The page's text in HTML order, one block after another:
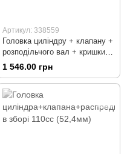
Артикул: 338559
Головка циліндру + клапану +
розподільчого вал + кришки в
зборі 110сс (52,4мм)
1 546.00 грн